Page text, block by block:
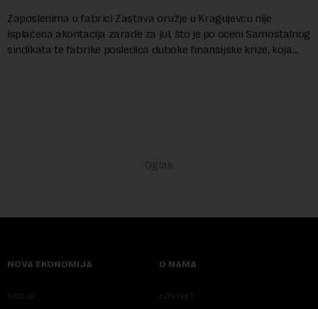
Zaposlenima u fabrici Zastava oružje u Kragujevcu nije
isplaćena akontacija zarade za jul, što je po oceni Samostalnog
sindikata te fabrike posledica duboke finansijske krize, koja
NOVA EKONOMIJA
SRBIJA
O NAMA
KONTAKT